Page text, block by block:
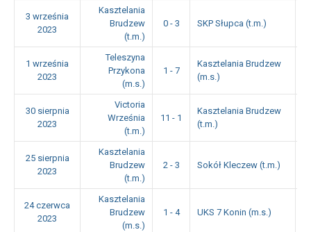
3 września
2023
Kasztelania
Brudzew
(t.m.)
0 - 3 SKP Słupca (t.m.)
1 września
2023
Teleszyna
Przykona
(m.s.)
1 - 7
Kasztelania Brudzew
(m.s.)
30 sierpnia
2023
Victoria
Września
(t.m.)
11 - 1
Kasztelania Brudzew
(t.m.)
25 sierpnia
2023
Kasztelania
Brudzew
(t.m.)
2 - 3 Sokół Kleczew (t.m.)
24 czerwca
2023
Kasztelania
Brudzew
(m.s.)
1 - 4 UKS 7 Konin (m.s.)